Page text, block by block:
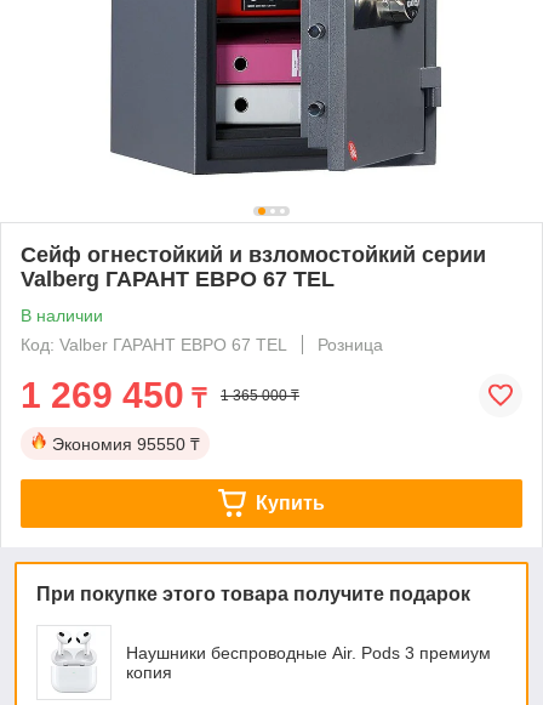
Сейф огнестойкий и взломостойкий серии
Valberg ГАРАНТ ЕВРО 67 TEL
В наличии
Код: Valber ГАРАНТ ЕВРО 67 TEL
Розница
1 269 450 ₸ 1 365 000 ₸
Экономия 95550 ₸
Купить
При покупке этого товара получите подарок
Наушники беспроводные Air. Pods 3 премиум
копия